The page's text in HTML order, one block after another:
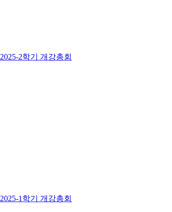
2025-2학기 개강총회
2025-1학기 개강총회